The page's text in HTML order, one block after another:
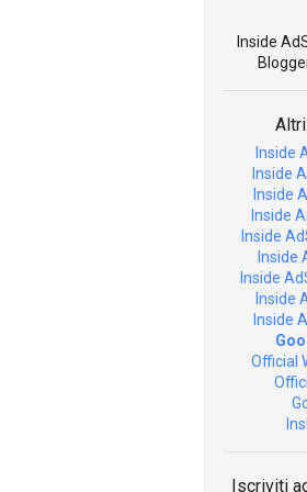
Inside
Inside
Inside
Inside
Inside
Inside
Inside
Inside
Inside
Inside
Official
Iscriviti